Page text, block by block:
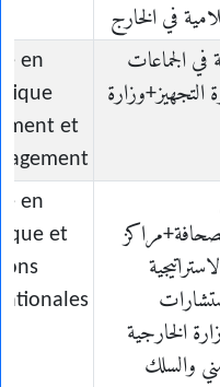
في الخارج
في الجماعات
التجهيز+وزارة
en
et
الخارجية
والسلك
en
et